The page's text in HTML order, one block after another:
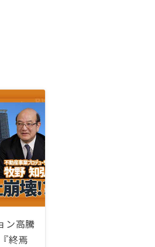
ン高騰
終焉